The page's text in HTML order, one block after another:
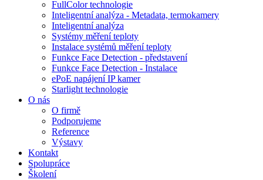
FullColor technologie
Inteligentní analýza - Metadata, termokamery
Inteligentní analýza
Systémy měření teploty
Instalace systémů měření teploty
Funkce Face Detection - představení
Funkce Face Detection - Instalace
ePoE napájení IP kamer
Starlight technologie
O nás
O firmě
Podporujeme
Reference
Výstavy
Kontakt
Spolupráce
Školení